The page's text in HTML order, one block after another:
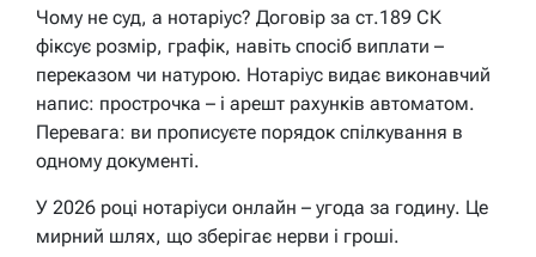
Чому не суд, а нотаріус? Договір за ст.189 СК
фіксує розмір, графік, навіть спосіб виплати –
переказом чи натурою. Нотаріус видає виконавчий
напис: прострочка – і арешт рахунків автоматом.
Перевага: ви прописуєте порядок спілкування в
одному документі.
У 2026 році нотаріуси онлайн – угода за годину. Це
мирний шлях, що зберігає нерви і гроші.